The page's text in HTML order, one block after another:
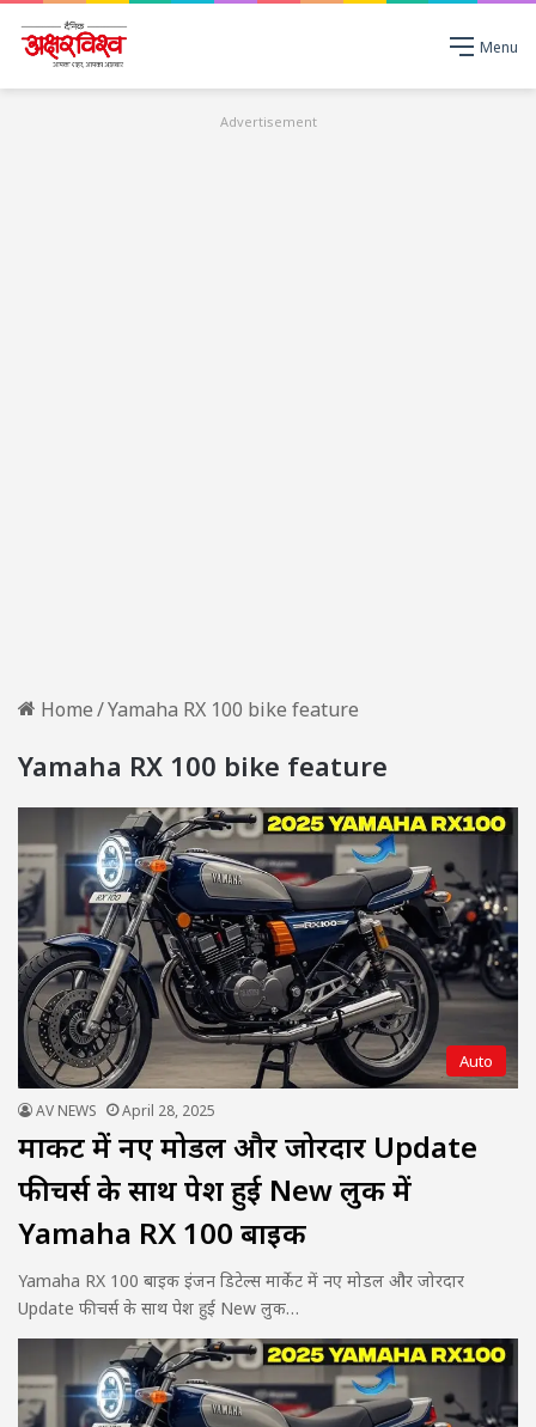
Menu
Advertisement
Home/Yamaha RX 100 bike feature
Yamaha RX 100 bike feature
Auto
AV NEWS April 28, 2025
मार्केट में नए मोडल और जोरदार Update
फीचर्स के साथ पेश हुई New लुक में
Yamaha RX 100 बाइक
Yamaha RX 100 बाइक इंजन डिटेल्स मार्केट में नए मोडल और जोरदार
Update फीचर्स के साथ पेश हुई New लुक…